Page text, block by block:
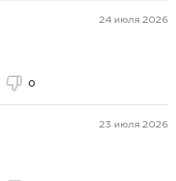
24 июля 2026
0
23 июля 2026